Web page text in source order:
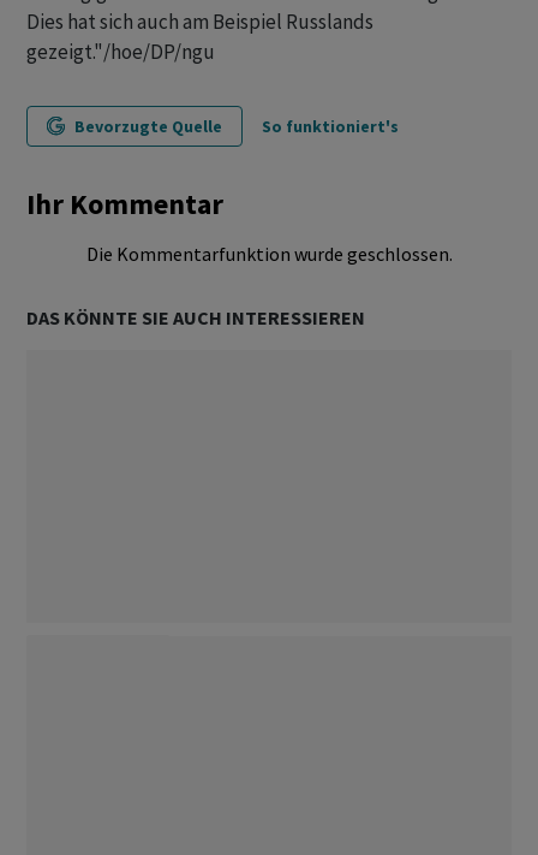
Dies hat sich auch am Beispiel Russlands
gezeigt."/hoe/DP/ngu
Bevorzugte Quelle So funktioniert's
Ihr Kommentar
Die Kommentarfunktion wurde geschlossen.
DAS KÖNNTE SIE AUCH INTERESSIEREN